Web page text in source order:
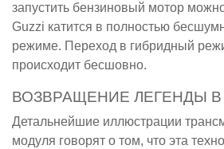
запустить бензиновый мотор
Guzzi катится в полностью
режиме. Переход в гибридный
происходит бесшовно.
ВОЗВРАЩЕНИЕ ЛЕГЕНДЫ
Детальнейшие иллюстрации
модуля говорят о том, что эта